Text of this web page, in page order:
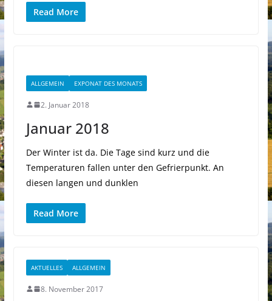
Read More
ALLGEMEIN EXPONAT DES MONATS
2. Januar 2018
Januar 2018
Der Winter ist da. Die Tage sind kurz und die
Temperaturen fallen unter den Gefrierpunkt. An
diesen langen und dunklen
Read More
AKTUELLES ALLGEMEIN
8. November 2017